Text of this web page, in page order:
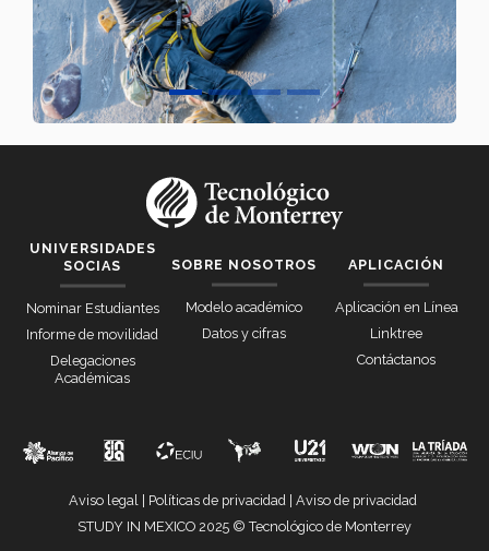
UNIVERSIDADES
SOCIAS
Nominar Estudiantes
Informe de movilidad
Delegaciones
Académicas
SOBRE NOSOTROS
Modelo académico
Datos y cifras
APLICACIÓN
Aplicación en Línea
Linktree
Contáctanos
Aviso legal Políticas de privacidad
Aviso de privacidad
STUDY IN MEXICO 2025 © Tecnológico de Monterrey